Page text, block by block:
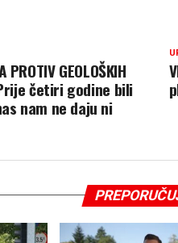
PROTIV GEOLOŠKIH
četiri godine bili
nam ne daju ni